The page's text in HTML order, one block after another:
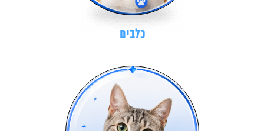
כלבים